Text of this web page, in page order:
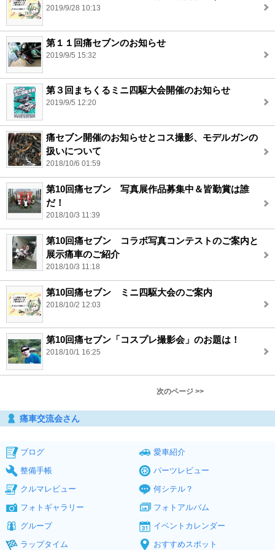
2019/9/28 10:13
第１１回痛セブンのお知らせ
2019/9/5 15:32
第３回まちくるミニ四駆大会開催のお知らせ
2019/9/5 12:20
痛セブン開催のお知らせとコス撮影、モデルガンの
扱いについて
2018/10/6 01:59
第10回痛セブン 写真展作品募集中＆皆勤賞は誰
だ！
2018/10/3 11:39
第10回痛セブン コラボ写真コンテストのご案内と
展示痛車のご紹介
2018/10/3 11:18
第10回痛セブン ミニ四駆大会のご案内
2018/10/2 12:03
第10回痛セブン「コスプレ撮影会」のお題は！
2018/10/1 16:25
次のページ >>
痛車交流会さん
ブログ
愛車紹介
整備手帳
パーツレビュー
クルマレビュー
何シテル？
フォトギャラリー
フォトアルバム
グループ
イベントカレンダー
ラップタイム
おすすめスポット